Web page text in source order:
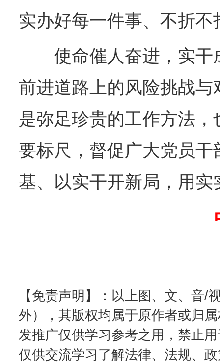
实办好每一件事、不折
使命催人奋进，实干
前进道路上的风险挑战与
是弥足珍贵的工作方法
要标尺，督促广大党员
基、以实干开新局，用
【免责声明】：以上图、文、音/
外），其版权均属于原作者或归
发推广仅供学习参考之用，禁止
仅供交流学习了解法律、法规、
这是一记警钟！ 谢